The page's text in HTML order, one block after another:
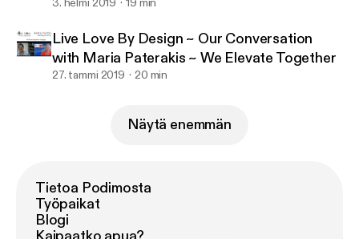
Live Love By Design ~ Our Conversation
with Maria Paterakis ~ We Elevate Together
27. tammi 2019 20 min
Näytä enemmän
Tietoa Podimosta
Työpaikat
Blogi